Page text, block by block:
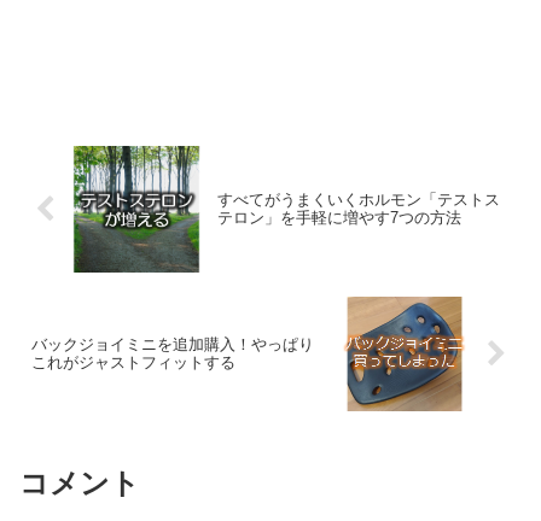
すべてがうまくいくホルモン「テストス
テロン」を手軽に増やす7つの方法
バックジョイミニを追加購入！やっぱり
これがジャストフィットする
コメント